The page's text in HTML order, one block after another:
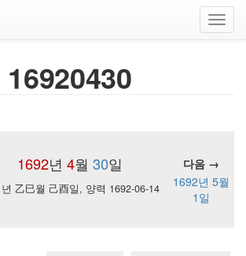
16920430
1692년 4월 30일
다음 →
乙巳월 己酉일, 양력 1692-06-14
1692년 5월
1일